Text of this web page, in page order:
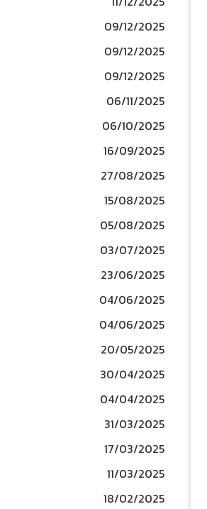
09/12/2025
09/12/2025
09/12/2025
06/11/2025
06/10/2025
16/09/2025
27/08/2025
15/08/2025
05/08/2025
03/07/2025
23/06/2025
04/06/2025
04/06/2025
20/05/2025
30/04/2025
04/04/2025
31/03/2025
17/03/2025
11/03/2025
18/02/2025